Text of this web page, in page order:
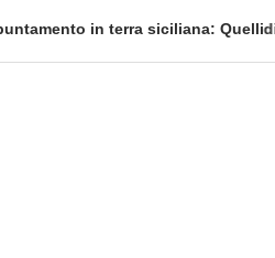
in terra siciliana: